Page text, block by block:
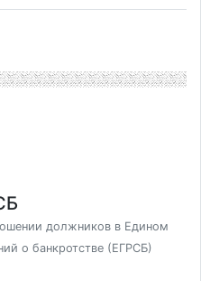
должников в Едином
о банкротстве (ЕГРСБ)